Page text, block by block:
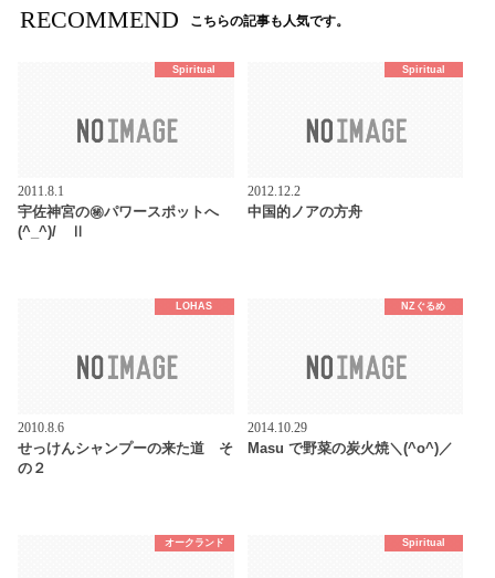
RECOMMEND こちらの記事も人気です。
Spiritual
2011.8.1
宇佐神宮の㊙パワースポットへ
(^_^)/ Ⅱ
Spiritual
2012.12.2
中国的ノアの方舟
LOHAS
2010.8.6
せっけんシャンプーの来た道 そ
の２
NZぐるめ
2014.10.29
Masu で野菜の炭火焼＼(^o^)／
オークランド Spiritual